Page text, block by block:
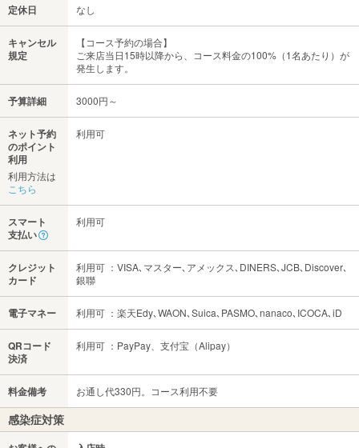
定休日 なし
キャンセル
規定
【コース予約の場合】
ご来店当日15時以降から、コース料金の100%（1名あたり）が
発生します。
予算詳細 3000円～
ネット予約
のポイント
利用
利用方法は
こちら
利用可
スマート
支払い
利用可
クレジット
カード
利用可 ：VISA､マスター､アメックス､DINERS､JCB､Discover､
銀聯
電子マネー 利用可 ：楽天Edy､WAON､Suica､PASMO､nanaco､ICOCA､iD
QRコード
決済
利用可 ：PayPay、支付宝（Alipay）
料金備考 お通し代330円。コース利用不要
感染症対策